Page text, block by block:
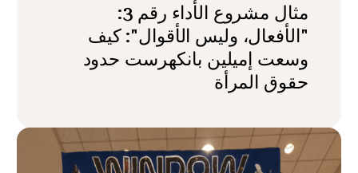
مثال مشروع الأداء رقم 3:
"الأفعال، وليس الأقوال": كيف
وسعت إميلين بانكهرست حدود
حقوق المرأة